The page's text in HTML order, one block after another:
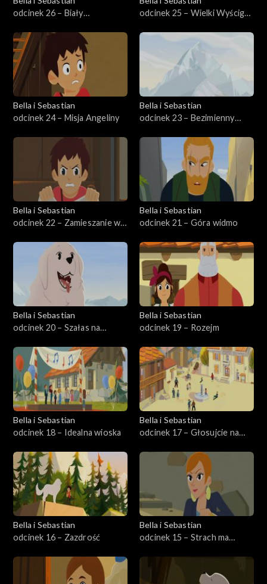
odcinek 26 – Biały
odcinek 25 – Wielki Wyścig
Bella i Sebastian
odcinek 24 – Misja Angeliny
Bella i Sebastian
odcinek 23 – Bezimienny
Bella i Sebastian
odcinek 22 – Zamieszanie w
Bella i Sebastian
odcinek 21 – Góra widmo
Bella i Sebastian
odcinek 20 – Szałas na
Bella i Sebastian
odcinek 19 – Rozejm
Bella i Sebastian
odcinek 18 – Idealna wioska
Bella i Sebastian
odcinek 17 – Głosujcie na
Bella i Sebastian
odcinek 16 – Zazdrość
Bella i Sebastian
odcinek 15 – Strach ma